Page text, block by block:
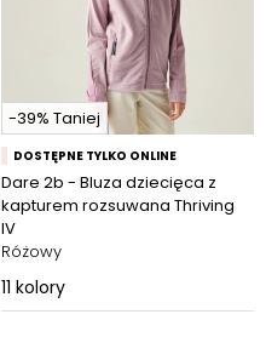
-39% Taniej
DOSTĘPNE TYLKO ONLINE
Dare 2b - Bluza dziecięca z
kapturem rozsuwana Thriving
IV
Różowy
11 kolory